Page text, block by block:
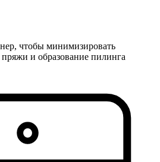
чтобы минимизировать
и образование пилинга